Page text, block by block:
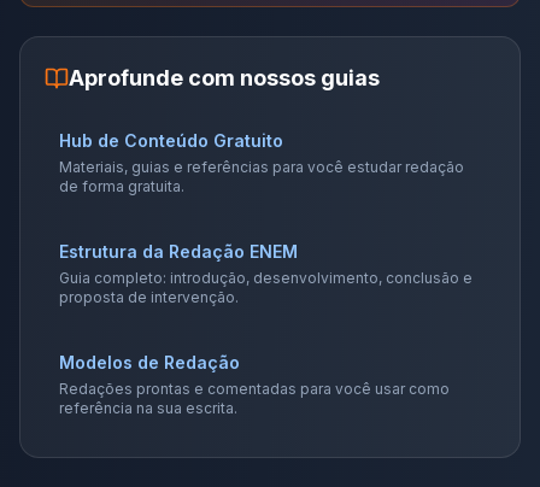
Aprofunde com nossos guias
Hub de Conteúdo Gratuito
Materiais, guias e referências para você estudar redação
de forma gratuita.
Estrutura da Redação ENEM
Guia completo: introdução, desenvolvimento, conclusão e
proposta de intervenção.
Modelos de Redação
Redações prontas e comentadas para você usar como
referência na sua escrita.